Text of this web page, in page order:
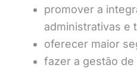
promover a
administrativas e
oferecer maior
fazer a gestão